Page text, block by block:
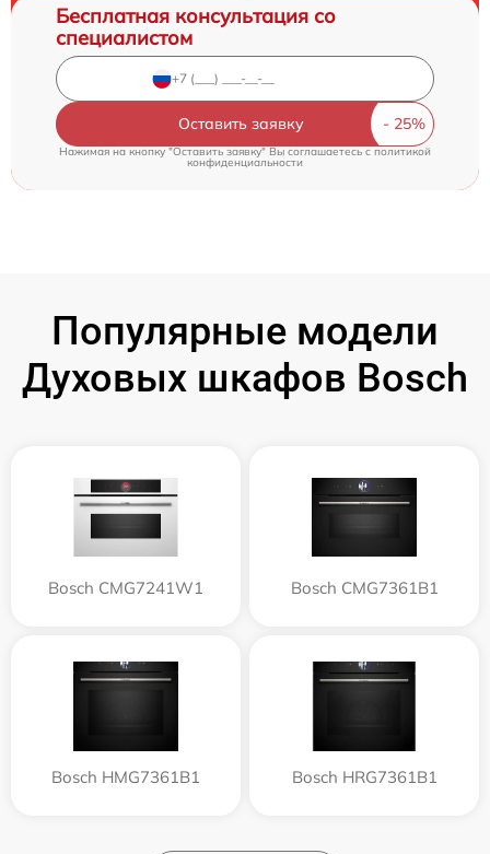
Бесплатная консультация со
специалистом
Оставить заявку
Нажимая на кнопку "Оставить заявку" Вы соглашаетесь cполитикой
конфиденциальности
Популярные модели
Духовых шкафов Bosch
Bosch CMG7241W1 Bosch CMG7361B1
Bosch HMG7361B1 Bosch HRG7361B1